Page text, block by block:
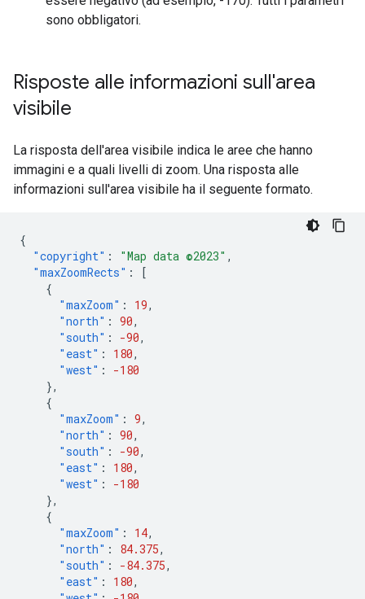
sono obbligatori.
Risposte alle informazioni sull'area
visibile
La risposta dell'area visibile indica le aree che hanno
immagini e a quali livelli di zoom. Una risposta alle
informazioni sull'area visibile ha il seguente formato.
{
"copyright" : "Map data ©2023" ,
"maxZoomRects" :
[
{
"maxZoom" : 19,
"north" : 90,
"south" : -90,
"east" : 180,
"west" :
-180
},
{
"maxZoom" : 9,
"north" : 90,
"south" : -90,
"east" : 180,
"west" :
-180
},
{
"maxZoom" : 14,
"north" : 84.375,
"south" : -84.375,
"east" : 180,